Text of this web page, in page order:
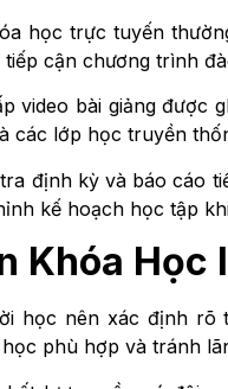
học trực tuyến
cận chương trình
video bài giảng được
các lớp học truyền
định kỳ và báo cáo
kế hoạch học tập
Khóa Học
học nên xác định rõ
phù hợp và tránh